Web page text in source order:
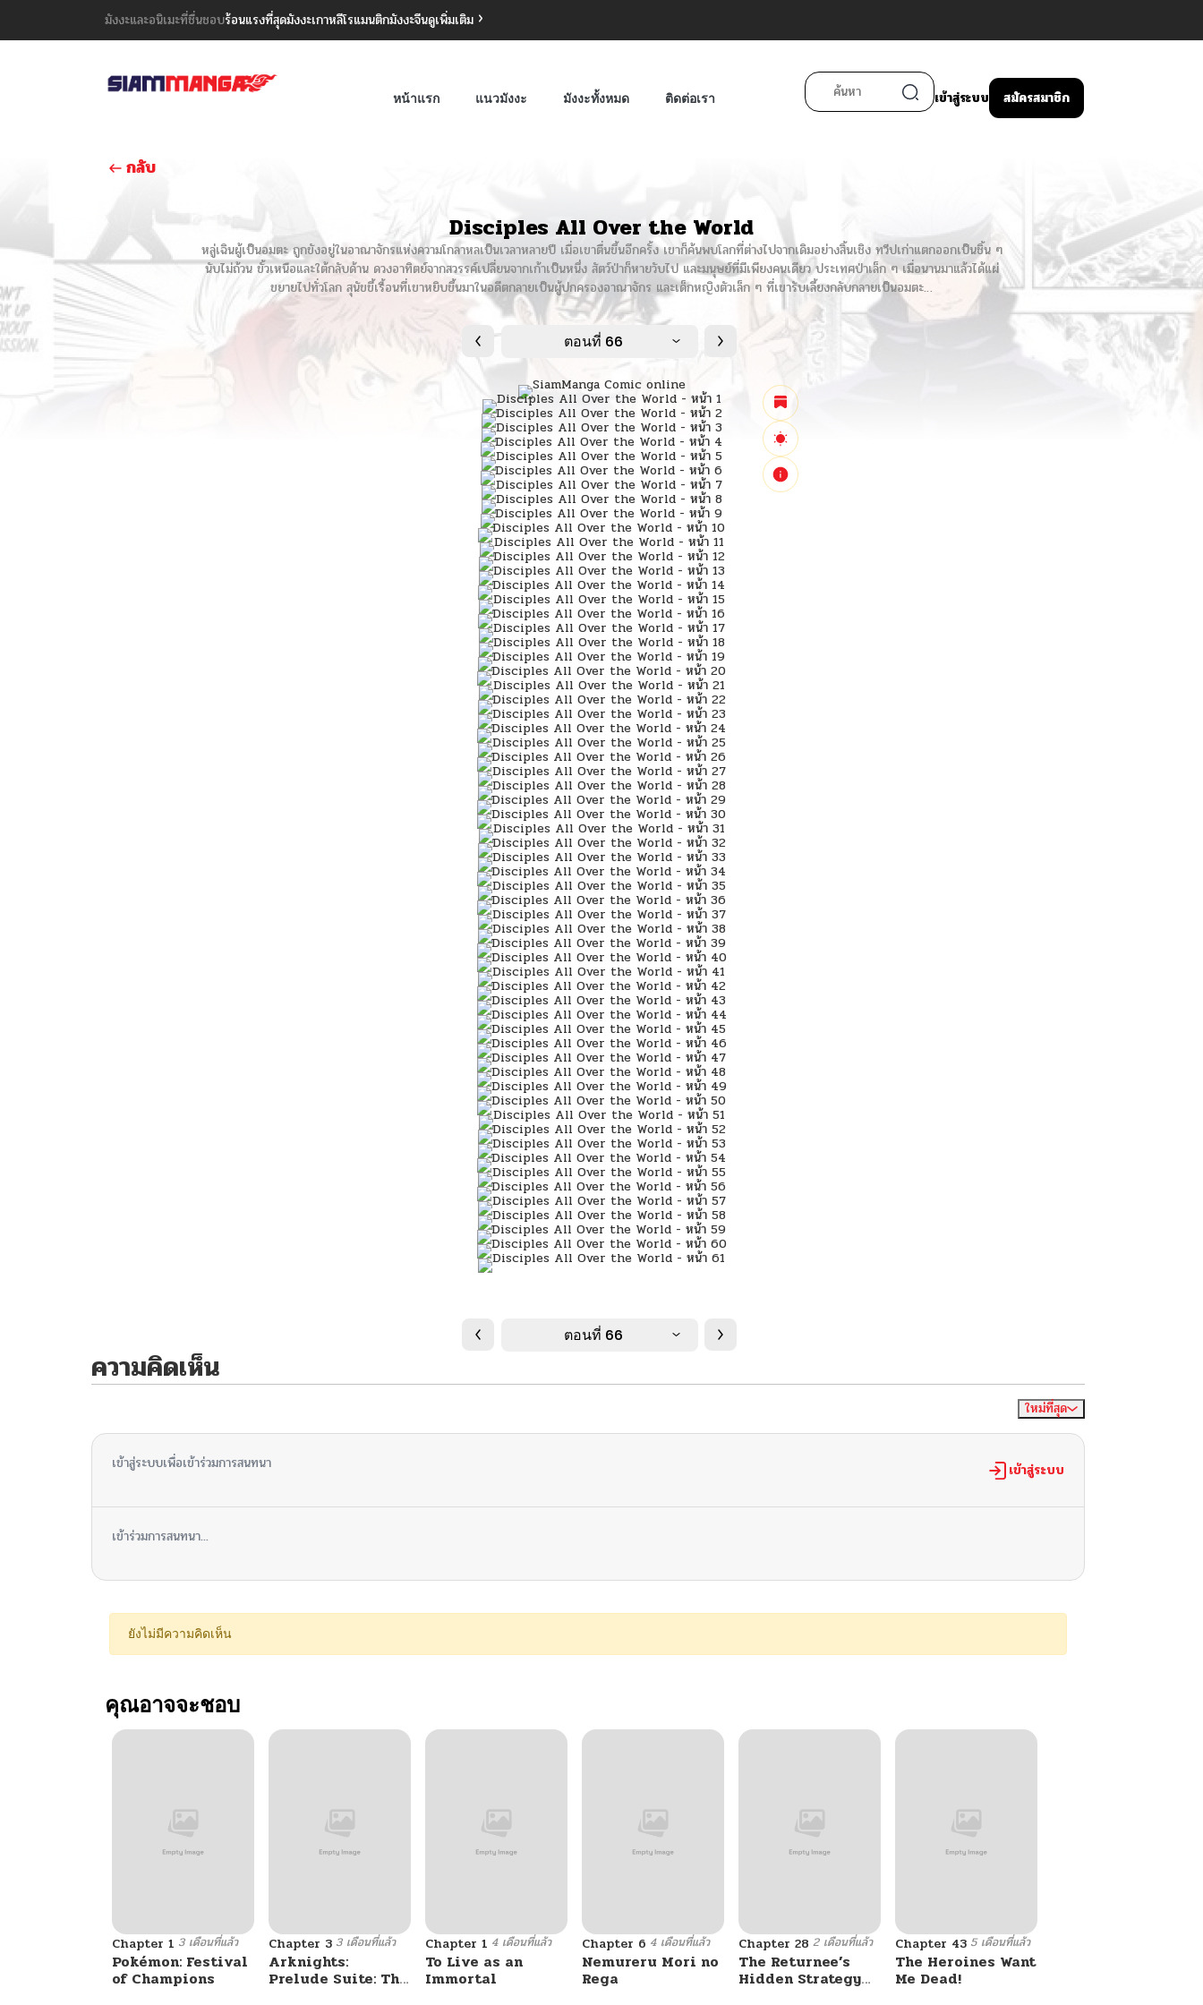
มังงะและอนิเมะที่ชื่นชอบร้อนแรงที่สุดมังงะเกาหลีโรแมนติกมังงะจีนดูเพิ่มเติม
หน้าแรก แนวมังงะ มังงะทั้งหมด ติดต่อเรา เข้าสู่ระบบ สมัครสมาชิก
กลับ
Disciples All Over the World
หลู่เฉินผู้เป็นอมตะ ถูกขังอยู่ในอาณาจักรแห่งความโกลาหลเป็นเวลาหลายปี เมื่อเขาตื่นขึ้นอีกครั้ง เขาก็ค้นพบโลกที่ต่างไปจากเดิมอย่างสิ้นเชิง ทวีปเก่าแตกออกเป็นชิ้น ๆ
นับไม่ถ้วน ขั้วเหนือและใต้กลับด้าน ดวงอาทิตย์จากสวรรค์เปลี่ยนจากเก้าเป็นหนึ่ง สัตว์ป่าก็หายวับไป และมนุษย์ที่มีเพียงคนเดียว ประเทศป่าเล็ก ๆ เมื่อนานมาแล้วได้แผ่
ขยายไปทั่วโลก สุนัขขี้เรื้อนที่เขาหยิบขึ้นมาในอดีตกลายเป็นผู้ปกครองอาณาจักร และเด็กหญิงตัวเล็ก ๆ ที่เขารับเลี้ยงกลับกลายเป็นอมตะ…
ตอนที่ 66
ตอนที่ 66
ความคิดเห็น
ใหม่ที่สุด
เข้าสู่ระบบเพื่อเข้าร่วมการสนทนา เข้าสู่ระบบ
เข้าร่วมการสนทนา...
ยังไม่มีความคิดเห็น
คุณอาจจะชอบ
Chapter 1 3 เดือนที่แล้ว
Pokémon: Festival
of Champions
Chapter 3 3 เดือนที่แล้ว
Arknights:
Prelude Suite: The
Chapter 1 4 เดือนที่แล้ว
To Live as an
Immortal
Chapter 6 4 เดือนที่แล้ว
Nemureru Mori no
Rega
Chapter 28 2 เดือนที่แล้ว
The Returnee’s
Hidden Strategy
Chapter 43 5 เดือนที่แล้ว
The Heroines Want
Me Dead!